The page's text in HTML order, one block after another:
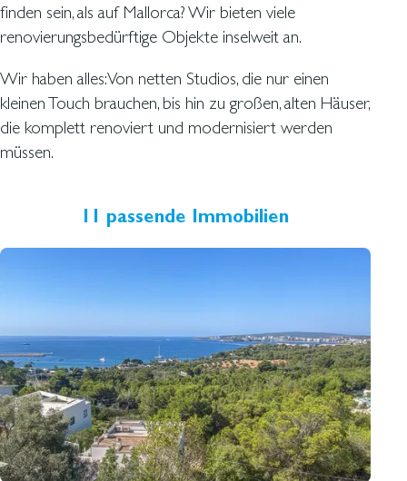
finden sein, als auf Mallorca? Wir bieten viele
renovierungsbedürftige Objekte inselweit an.
Wir haben alles: Von netten Studios, die nur einen
kleinen Touch brauchen, bis hin zu großen, alten Häuser,
die komplett renoviert und modernisiert werden
müssen.
11 passende Immobilien